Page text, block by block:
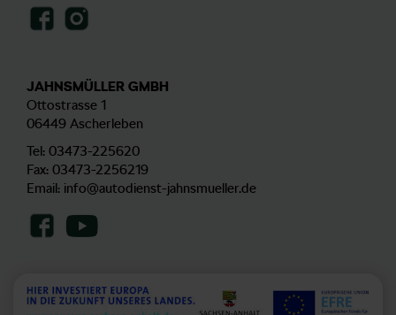
JAHNSMÜLLER GMBH
Ottostrasse 1
06449 Ascherleben
Tel: 03473-225620
Fax: 03473-2256219
Email: info@autodienst-jahnsmueller.de